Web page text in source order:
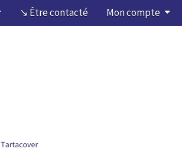
↘ Être contacté Mon compte